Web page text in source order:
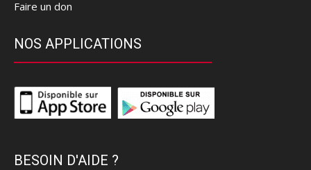
Faire un don
NOS APPLICATIONS
BESOIN D'AIDE ?